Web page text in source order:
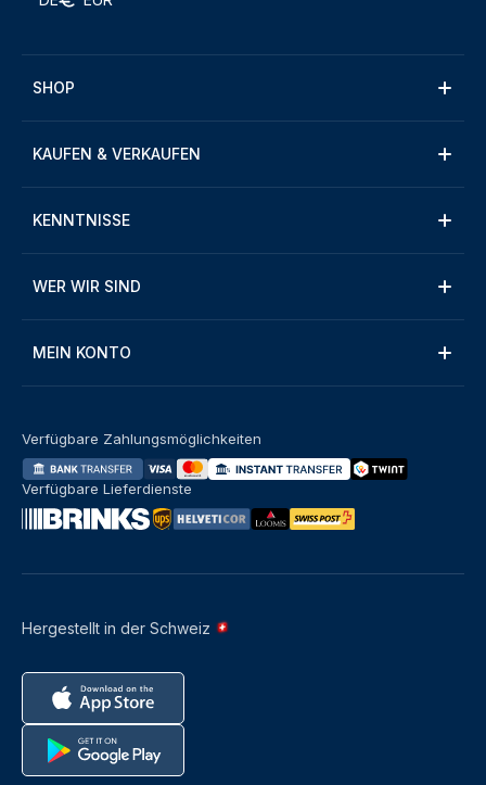
SHOP
KAUFEN & VERKAUFEN
KENNTNISSE
WER WIR SIND
MEIN KONTO
Hergestellt in der Schweiz
Verfügbare Zahlungsmöglichkeiten
Verfügbare Lieferdienste